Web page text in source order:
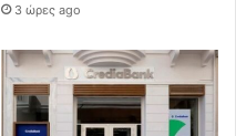
3 ώρες ago